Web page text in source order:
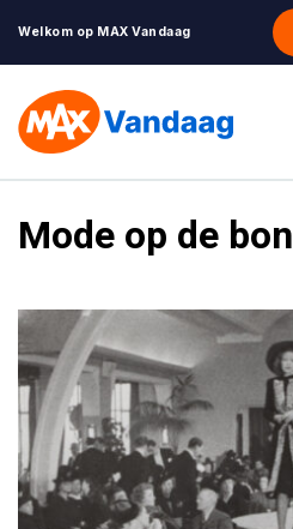
Welkom op MAX Vandaag
Mode op de bon